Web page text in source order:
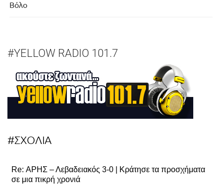
Βόλο
#YELLOW RADIO 101.7
#ΣΧΟΛΙΑ
Re: ΑΡΗΣ – Λεβαδειακός 3-0 | Κράτησε τα προσχήματα
σε μια πικρή χρονιά